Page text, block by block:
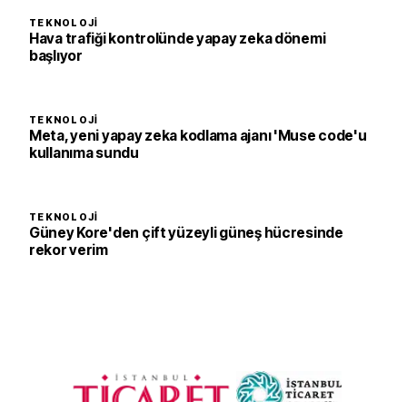
TEKNOLOJI
Hava trafiği kontrolünde yapay zeka dönemi
başlıyor
TEKNOLOJI
Meta, yeni yapay zeka kodlama ajanı 'Muse code'u
kullanıma sundu
TEKNOLOJI
Güney Kore'den çift yüzeyli güneş hücresinde
rekor verim